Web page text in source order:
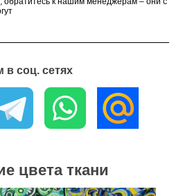
в соц. сетях
цвета ткани